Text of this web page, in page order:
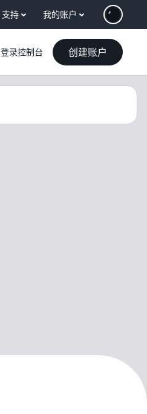
支持 我的账户
登录控制台 创建账户